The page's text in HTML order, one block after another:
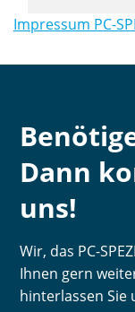
Impressum PC-
Dann
uns!
Wir, das PC-
Ihnen gern
hinterlassen Sie